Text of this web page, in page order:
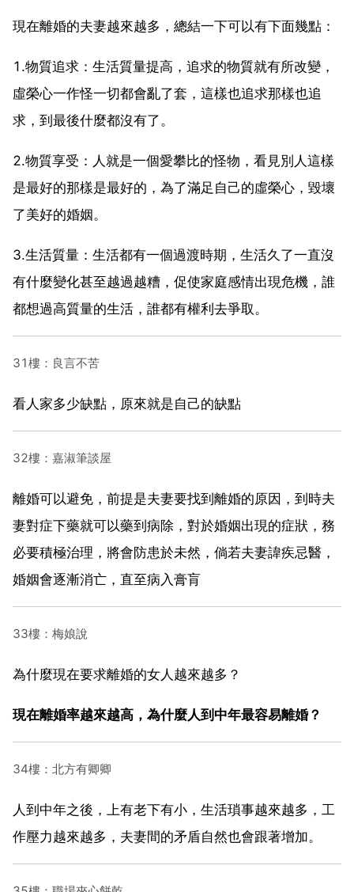
現在離婚的夫妻越來越多，總結一下可以有下面幾點：
1.物質追求：生活質量提高，追求的物質就有所改變，
虛榮心一作怪一切都會亂了套，這樣也追求那樣也追
求，到最後什麼都沒有了。
2.物質享受：人就是一個愛攀比的怪物，看見別人這樣
是最好的那樣是最好的，為了滿足自己的虛榮心，毀壞
了美好的婚姻。
3.生活質量：生活都有一個過渡時期，生活久了一直沒
有什麼變化甚至越過越糟，促使家庭感情出現危機，誰
都想過高質量的生活，誰都有權利去爭取。
31樓：良言不苦
看人家多少缺點，原來就是自己的缺點
32樓：嘉淑筆談屋
離婚可以避免，前提是夫妻要找到離婚的原因，到時夫
妻對症下藥就可以藥到病除，對於婚姻出現的症狀，務
必要積極治理，將會防患於未然，倘若夫妻諱疾忌醫，
婚姻會逐漸消亡，直至病入膏肓
33樓：梅娘說
為什麼現在要求離婚的女人越來越多？
現在離婚率越來越高，為什麼人到中年最容易離婚？
34樓：北方有卿卿
人到中年之後，上有老下有小，生活瑣事越來越多，工
作壓力越來越多，夫妻間的矛盾自然也會跟著增加。